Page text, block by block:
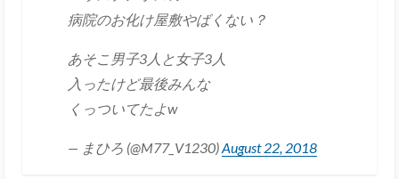
病院のお化け屋敷やばくない？
あそこ男子3人と女子3人
入ったけど最後みんな
くっついてたよw
— まひろ (@M77_V1230)August 22, 2018